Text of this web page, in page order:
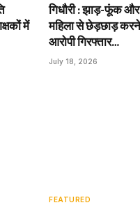
में
गिधौरी : झाड़-फूंक
महिला से छेड़छाड़ करने
आरोपी गिरफ्तार…
July 18, 2026
FEATURED